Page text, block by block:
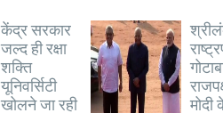
केंद्र सरकार
जल्द ही रक्षा
शक्ति
यूनिवर्सिटी
खोलने जा रही
मोदी